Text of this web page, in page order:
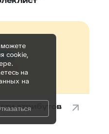
атрибутов
можете
cookie,
на
на